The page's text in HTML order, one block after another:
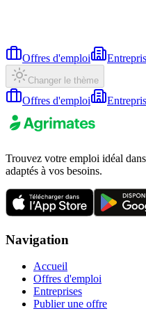
Offres d'emploi
Changer le thème
Offres d'emploi
Trouvez votre emploi idéal
adaptés à vos besoins.
Navigation
Accueil
Offres d'emploi
Entreprises
Publier une offre